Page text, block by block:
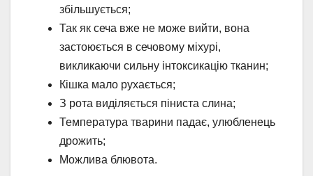
збільшується;
Так як сеча вже не може вийти, вона
застоюється в сечовому міхурі,
викликаючи сильну інтоксикацію тканин;
Кішка мало рухається;
З рота виділяється піниста слина;
Температура тварини падає, улюбленець
дрожить;
Можлива блювота.